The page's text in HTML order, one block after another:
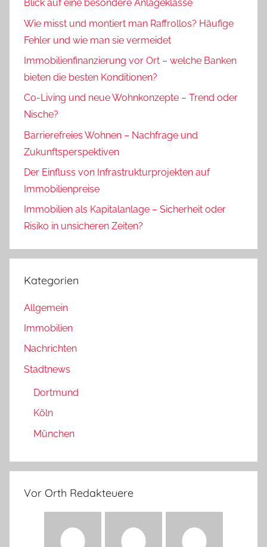
Blick auf eine besondere Anlageklasse
Wie misst und montiert man Raffrollos? Häufige
Fehler und wie man sie vermeidet
Immobilienfinanzierung vor Ort – welche Banken
bieten die besten Konditionen?
Co-Living und neue Wohnkonzepte – Trend oder
Nische?
Barrierefreies Wohnen – Nachfrage und
Zukunftsperspektiven
Der Einfluss von Infrastrukturprojekten auf
Immobilienpreise
Immobilien als Kapitalanlage – Sicherheit oder
Risiko in unsicheren Zeiten?
Kategorien
Allgemein
Immobilien
Nachrichten
Stadtnews
Dortmund
Köln
München
Vor Orth Redakteuere